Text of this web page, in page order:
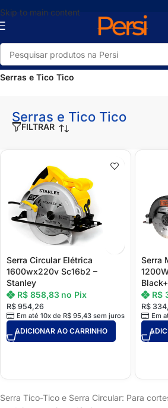
Skip to main content
Início/Loja/Ferramentas/Ferramentas
Serras e Tico Tico
Serras e Tico Tico
FILTRAR
Serra Circular Elétrica
1600wx220v Sc16b2 –
Stanley
R$ 954,26
Em até 10x de R$95,43sem juros
R$858,83 no Pix
ADICIONAR AO CARRINHO
Serra
R$
Em
R$
Serra Tico-Tico e Serra Circular: Para